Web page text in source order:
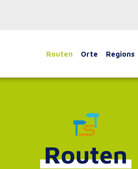
Routen Orte Regions
Routen